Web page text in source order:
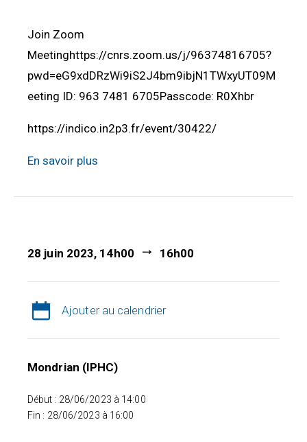
Join Zoom
Meetinghttps://cnrs.zoom.us/j/96374816705?
pwd=eG9xdDRzWi9iS2J4bm9ibjN1TWxyUT09M
eeting ID: 963 7481 6705Passcode: R0Xhbr
https://indico.in2p3.fr/event/30422/
En savoir plus
28 juin 2023, 14h00 16h00
Ajouter au calendrier
Mondrian (IPHC)
Début : 28/06/2023 à 14:00
Fin : 28/06/2023 à 16:00